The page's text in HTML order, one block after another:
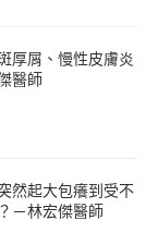
厚屑、慢性皮膚炎
醫師
然起大包癢到受不
－林宏傑醫師